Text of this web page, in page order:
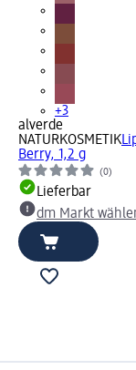
+3
alverde
NATURKOSMETIK
Berry, 1,2 g
(0)
Lieferbar
dm Markt